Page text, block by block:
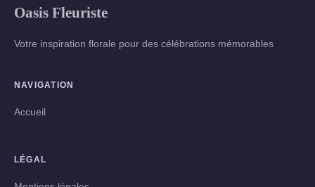
Oasis Fleuriste
Votre inspiration florale pour des célébrations mémorables
NAVIGATION
Accueil
LÉGAL